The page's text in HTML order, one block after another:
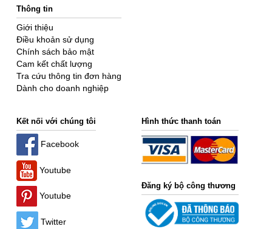
Thông tin
Giới thiệu
Điều khoản sử dụng
Chính sách bảo mật
Cam kết chất lượng
Tra cứu thông tin đơn hàng
Dành cho doanh nghiệp
Kết nối với chúng tôi
Facebook
Youtube
Youtube
Twitter
Hình thức thanh toán
Đăng ký bộ công thương